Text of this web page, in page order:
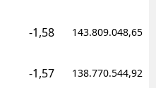
-1,58 143.809.048,65
-1,57 138.770.544,92